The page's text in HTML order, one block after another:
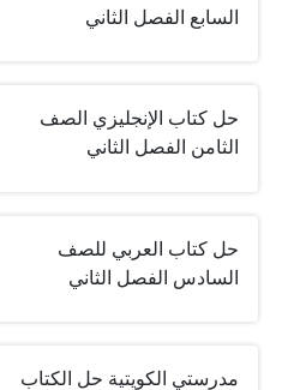
السابع الفصل الثاني
حل كتاب الإنجليزي الصف
الثامن الفصل الثاني
حل كتاب العربي للصف
السادس الفصل الثاني
مدرستي الكويتية حل الكتاب